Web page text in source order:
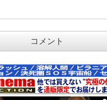
コメント